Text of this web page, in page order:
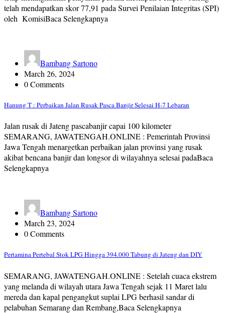
telah mendapatkan skor 77,91 pada Survei Penilaian Integritas (SPI)
oleh KomisiBaca Selengkapnya
Bambang Sartono
March 26, 2024
0 Comments
Hanung T : Perbaikan Jalan Rusak Pasca Banjir Selesai H-7 Lebaran
Jalan rusak di Jateng pascabanjir capai 100 kilometer
SEMARANG, JAWATENGAH.ONLINE : Pemerintah Provinsi
Jawa Tengah menargetkan perbaikan jalan provinsi yang rusak
akibat bencana banjir dan longsor di wilayahnya selesai padaBaca
Selengkapnya
Bambang Sartono
March 23, 2024
0 Comments
Pertamina Pertebal Stok LPG Hingga 394.000 Tabung di Jateng dan DIY
SEMARANG, JAWATENGAH.ONLINE : Setelah cuaca ekstrem
yang melanda di wilayah utara Jawa Tengah sejak 11 Maret lalu
mereda dan kapal pengangkut suplai LPG berhasil sandar di
pelabuhan Semarang dan Rembang,Baca Selengkapnya